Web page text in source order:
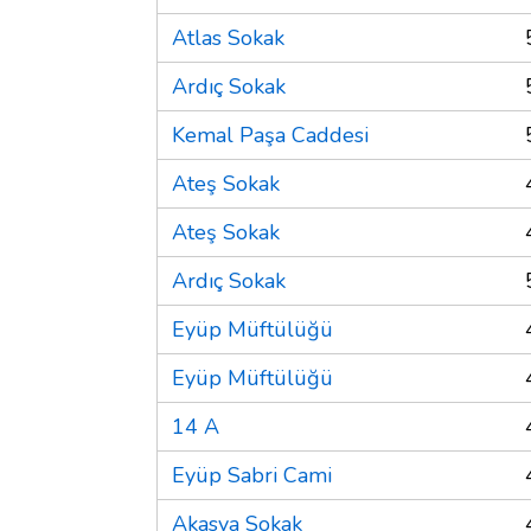
Atlas Sokak
Ardıç Sokak
Kemal Paşa Caddesi
Ateş Sokak
Ateş Sokak
Ardıç Sokak
Eyüp Müftülüğü
Eyüp Müftülüğü
14 A
Eyüp Sabri Cami
Akasya Sokak